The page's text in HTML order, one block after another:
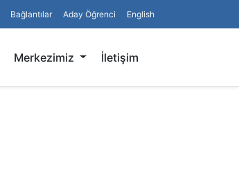
Bağlantılar Aday Öğrenci English
Merkezimiz İletişim